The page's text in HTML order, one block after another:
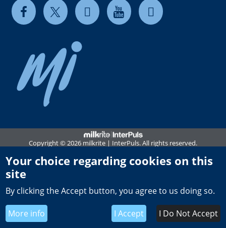
Copyright © 2026 milkrite | InterPuls. All rights reserved.
Privacy and Cookie Notice
Terms & Conditions of Sale
UK Tax Strategy
Global General Terms of Purchase
Your choice regarding cookies on this
site
By clicking the Accept button, you agree to us doing so.
More info I Accept I Do Not Accept